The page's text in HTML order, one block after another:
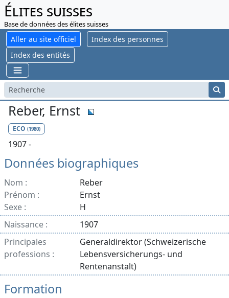
Élites suisses
Base de données des élites suisses
Aller au site officiel
Index des personnes
Index des entités
Reber, Ernst
ECO (1980)
1907 -
Données biographiques
Nom :
Reber
Prénom :
Ernst
Sexe :
H
Naissance :
1907
Principales
professions :
Generaldirektor (Schweizerische
Lebensversicherungs- und
Rentenanstalt)
Formation